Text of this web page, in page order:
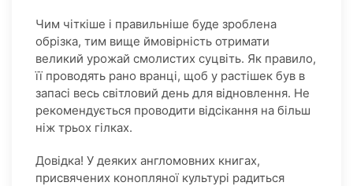
Чим чіткіше і правильніше буде зроблена
обрізка, тим вище ймовірність отримати
великий урожай смолистих суцвіть. Як правило,
її проводять рано вранці, щоб у растішек був в
запасі весь світловий день для відновлення. Не
рекомендується проводити відсікання на більш
ніж трьох гілках.
Довідка! У деяких англомовних книгах,
присвячених конопляної культурі радиться